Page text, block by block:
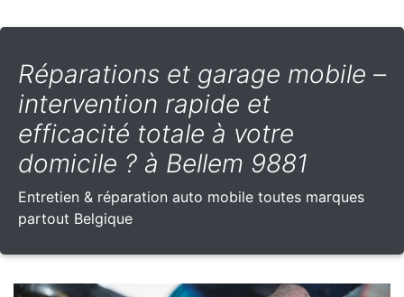
Réparations et garage mobile –
intervention rapide et
efficacité totale à votre
domicile ? à Bellem 9881
Entretien & réparation auto mobile toutes marques
partout Belgique